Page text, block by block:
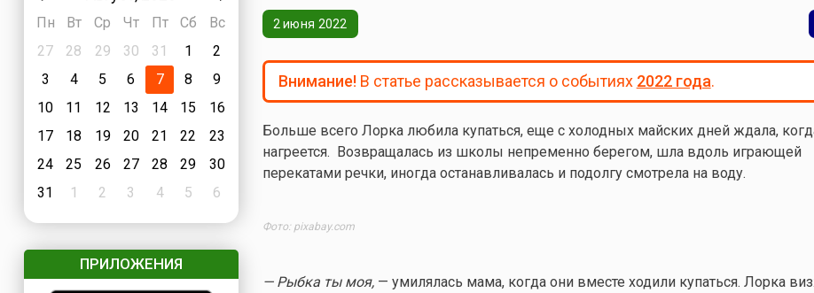
Пн
Вт Ср Чт Пт Сб
Вс
27
28 29 30 31 1
2
3
4 5 6 7 8
9
10
11 12 13 14 15
16
17
18 19 20 21 22
23
24
25 26 27 28 29
30
31
1 2 3 4 5 6
ПРИЛОЖЕНИЯ
2 июня 2022
Внимание!В статье рассказывается о событиях 2022 года.
Больше всего Лорка любила купаться, еще с холодных майских дней ждала,
нагреется. Возвращалась из школы непременно берегом, шла вдоль играющей
перекатами речки, иногда останавливалась и подолгу смотрела на воду.
Фото: pixabay.com
— Рыбка ты моя,— умилялась мама, когда они вместе ходили купаться. Лорка